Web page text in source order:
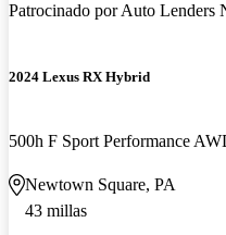
Patrocinado porAuto Lenders
2024 Lexus RX Hybrid
500h F Sport Performance
Newtown Square, PA
43 millas